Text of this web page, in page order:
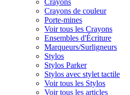
Crayons
Crayons de couleur
Porte-mines
Voir tous les Crayons
Ensembles d'Écriture
Marqueurs/Surligneurs
Stylos
Stylos Parker
Stylos avec stylet tactile
Voir tous les Stylos
Voir tous les articles